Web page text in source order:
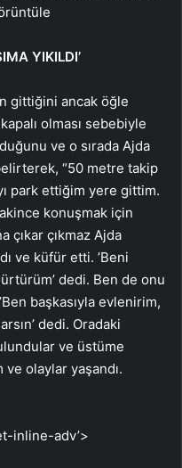
YIKILDI’
gittiğini ancak öğle
olması sebebiyle
ve o sırada Ajda
“50 metre takip
park ettiğim yere gittim.
konuşmak için
çıkar çıkmaz Ajda
ve küfür etti. ’Beni
dedi. Ben de onu
başkasıyla evlenirim,
dedi. Oradaki
ve üstüme
olaylar yaşandı.
inline-adv’>